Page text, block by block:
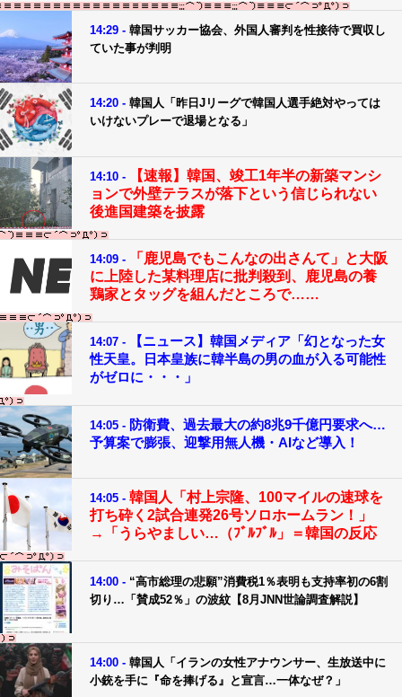
14:29 - 韓国サッカー協会、外国人審判を性接待で買収し
ていた事が判明
14:20 - 韓国人「昨日Jリーグで韓国人選手絶対やっては
いけないプレーで退場となる」
14:10 -
【速報】韓国、竣工1年半の新築マンシ
ョンで外壁テラスが落下という信じられない
後進国建築を披露
14:09 -
「鹿児島でもこんなの出さんて」と大阪
に上陸した某料理店に批判殺到、鹿児島の養
鶏家とタッグを組んだところで……
14:07 -
【ニュース】韓国メディア「幻となった女
性天皇。日本皇族に韓半島の男の血が入る可能性
がゼロに・・・」
14:05 - 防衛費、過去最大の約8兆9千億円要求へ…
予算案で膨張、迎撃用無人機・AIなど導入！
14:05 - 韓国人「村上宗隆、100マイルの速球を
打ち砕く2試合連発26号ソロホームラン！」
→「うらやましい…（ﾌﾞﾙﾌﾞﾙ」＝韓国の反応
14:00 - “高市総理の悲願”消費税1％表明も支持率初の6割
切り…「賛成52％」の波紋【8月JNN世論調査解説】
14:00 - 韓国人「イランの女性アナウンサー、生放送中に
小銃を手に『命を捧げる』と宣言…一体なぜ？」